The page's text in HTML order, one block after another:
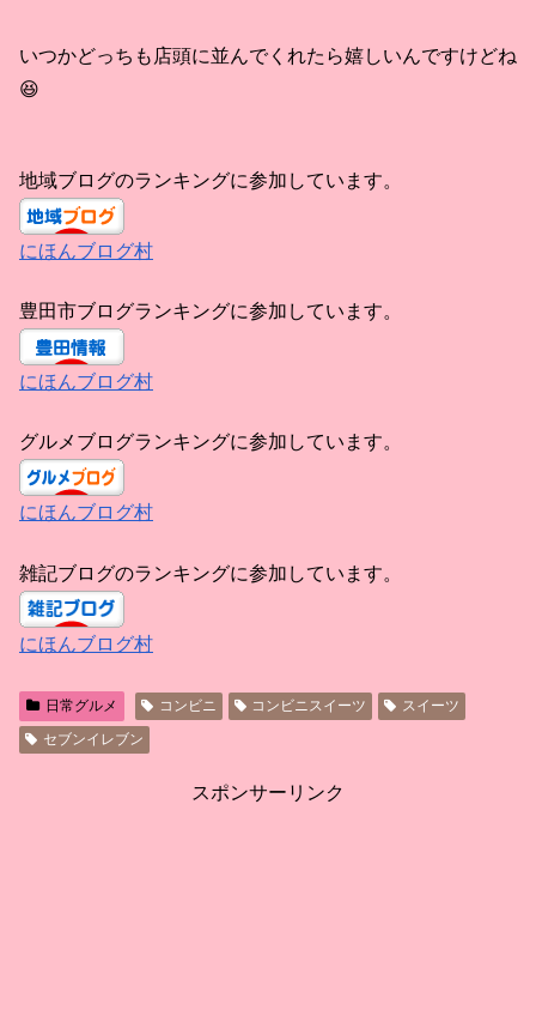
いつかどっちも店頭に並んでくれたら嬉しいんですけどね
😆
地域ブログのランキングに参加しています。
にほんブログ村
豊田市ブログランキングに参加しています。
にほんブログ村
グルメブログランキングに参加しています。
にほんブログ村
雑記ブログのランキングに参加しています。
にほんブログ村
日常グルメ コンビニ コンビニスイーツ
スイーツ
セブンイレブン
スポンサーリンク